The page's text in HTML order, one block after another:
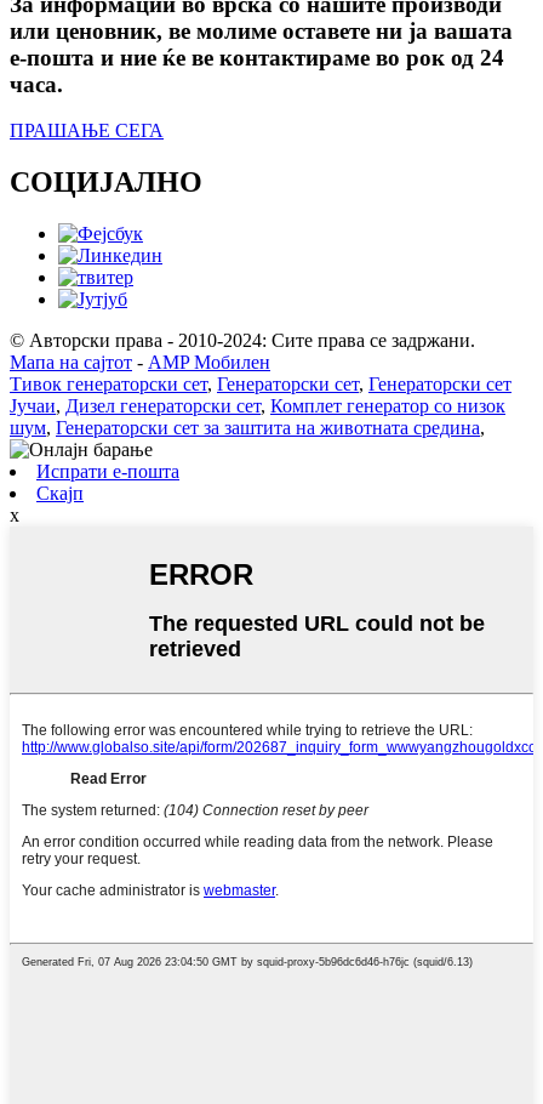
или ценовник, ве молиме оставете ни ја вашата
е-пошта и ние ќе ве контактираме во рок од 24
часа.
ПРАШАЊЕ СЕГА
СОЦИЈАЛНО
© Авторски права - 2010-2024: Сите права се задржани.
Мапа на сајтот - AMP Мобилен
Тивок генераторски сет, Генераторски сет, Генераторски сет
Јучаи, Дизел генераторски сет, Комплет генератор со низок
шум, Генераторски сет за заштита на животната средина,
Испрати е-пошта
Скајп
x